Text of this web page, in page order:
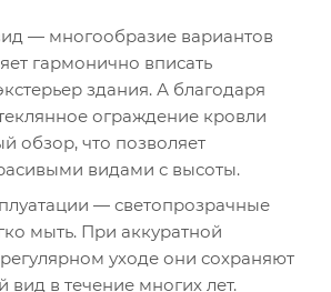
— многообразие вариантов
гармонично вписать
здания. А благодаря
ограждение кровли
обзор, что позволяет
видами с высоты.
— светопрозрачные
мыть. При аккуратной
уходе они сохраняют
вид в течение многих лет.